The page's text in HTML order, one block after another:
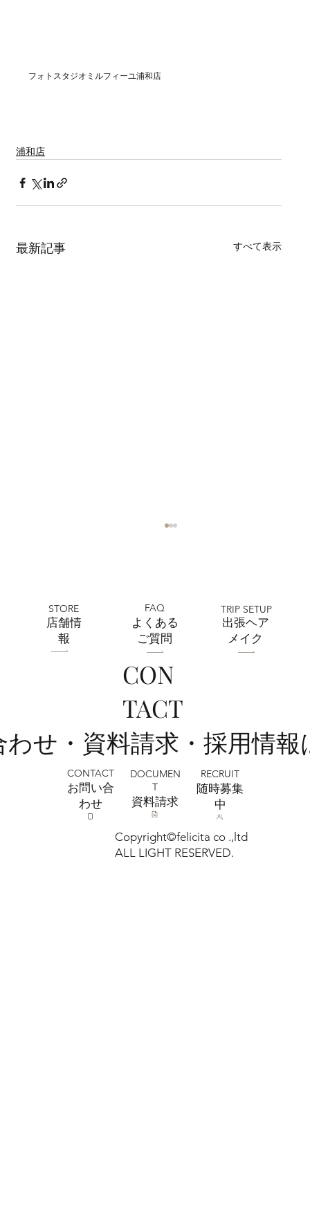
フォトスタジオミルフィーユ浦和店
浦和店
最新記事 すべて表示
7月おトクなキャンペーン中！フォトスタ
ジオミルフィーユ浦和店
Copyright©felicita co .,ltd
ALL LIGHT RESERVED.
CON
TACT
せ・資料請求・採用情
CONTACT
お問い合
わせ
DOCUMEN
T
​資料請求
RECRUIT
​随時募集
中
STORE
​店舗情
報
FAQ
よくある
ご質問
TRIP SETUP
出張ヘア
メイク